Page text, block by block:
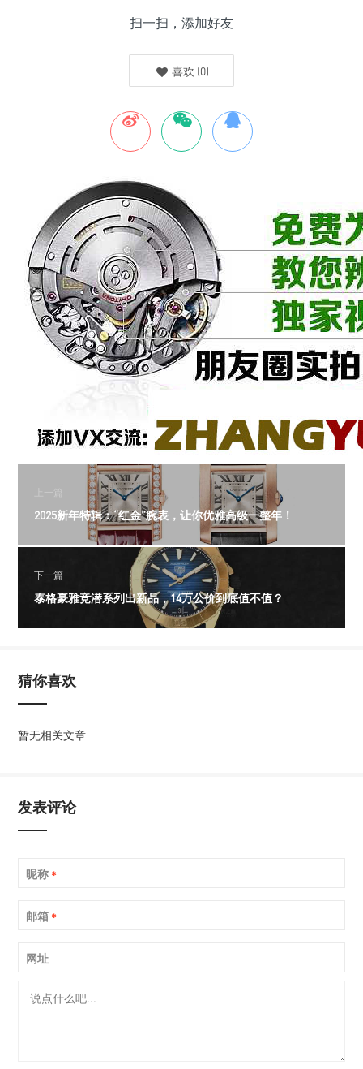
扫一扫，添加好友
喜欢 (0)
上一篇
2025新年特辑：“红金”腕表，让你优雅高级一整年！
下一篇
泰格豪雅竞潜系列出新品，14万公价到底值不值？
猜你喜欢
暂无相关文章
发表评论
昵称 *
邮箱 *
网址